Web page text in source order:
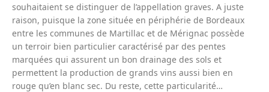
souhaitaient se distinguer de l’appellation graves. A juste
raison, puisque la zone située en périphérie de Bordeaux
entre les communes de Martillac et de Mérignac possède
un terroir bien particulier caractérisé par des pentes
marquées qui assurent un bon drainage des sols et
permettent la production de grands vins aussi bien en
rouge qu’en blanc sec. Du reste, cette particularité…